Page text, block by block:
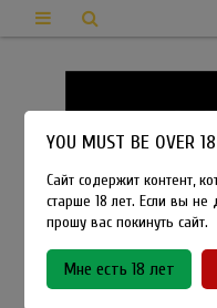
8-
Розничный
YOU MUST BE OVER
Сайт содержит контент,
старше 18 лет. Если вы не
прошу вас покинуть сайт.
Мне есть 18 лет